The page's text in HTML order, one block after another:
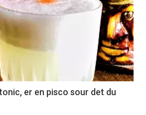
er en pisco sour det du